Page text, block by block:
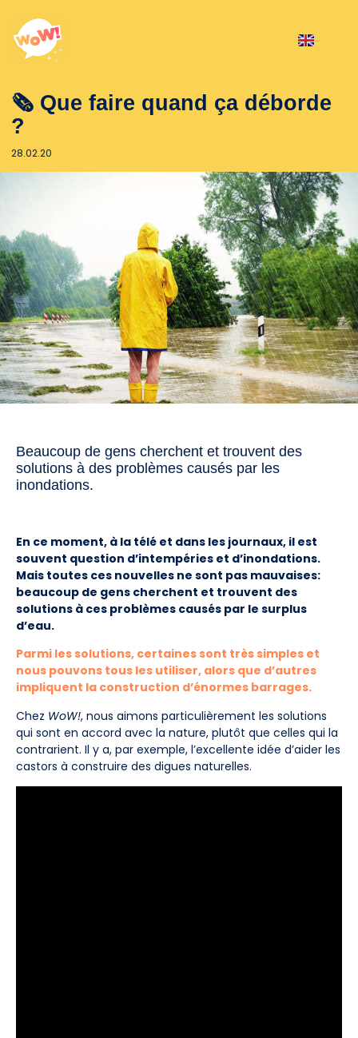
🗞 Que faire quand ça déborde
?
28.02.20
Beaucoup de gens cherchent et trouvent des
solutions à des problèmes causés par les
inondations.
En ce moment, à la télé et dans les journaux, il est
souvent question d’intempéries et d’inondations.
Mais toutes ces nouvelles ne sont pas mauvaises:
beaucoup de gens cherchent et trouvent des
solutions à ces problèmes causés par le surplus
d’eau.
Parmi les solutions, certaines sont très simples et
nous pouvons tous les utiliser, alors que d’autres
impliquent la construction d’énormes barrages.
Chez WoW!, nous aimons particulièrement les solutions
qui sont en accord avec la nature, plutôt que celles qui la
contrarient. Il y a, par exemple, l’excellente idée d’aider les
castors à construire des digues naturelles.